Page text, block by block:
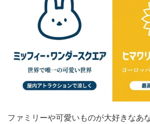
ファミリーや可愛いものが大好きなあ